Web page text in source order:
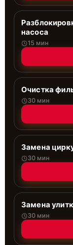
насоса
15 мин
Очистка
30 мин
Замена
30 мин
Замена
30 мин